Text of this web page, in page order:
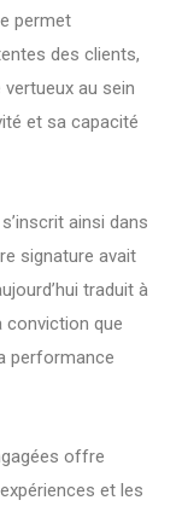
permet
des clients,
au sein
et sa capacité
ainsi dans
signature avait
traduit à
conviction que
performance
offre
et les